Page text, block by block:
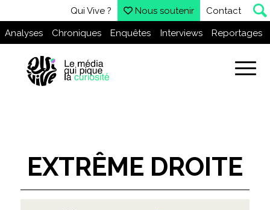
Qui Vive ? Nous soutenir Contact
Analyses Chroniques Enquêtes Interviews Reportages
EXTRÊME DROITE